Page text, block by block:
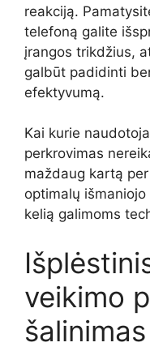
reakciją.
telefoną galite
įrangos trikdžius,
galbūt padidinti
efektyvumą.
Kai kurie
perkrovimas
maždaug kartą
optimalų
kelią galimoms
veikimo
šalinimas